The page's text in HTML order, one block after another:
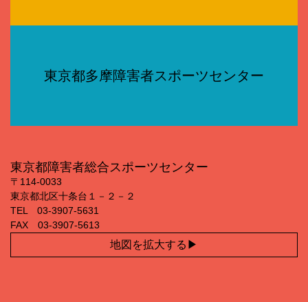
東京都多摩障害者スポーツセンター
東京都障害者総合スポーツセンター
〒114‐0033
東京都北区十条台１－２－２
TEL 03‐3907‐5631
FAX 03‐3907‐5613
地図を拡大する